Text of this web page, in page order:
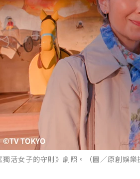
獨活女子的守則》劇照。（圖／原創娛樂